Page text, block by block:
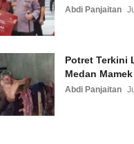
Abdi Panjaitan
Potret Terkini
Medan
Abdi Panjaitan